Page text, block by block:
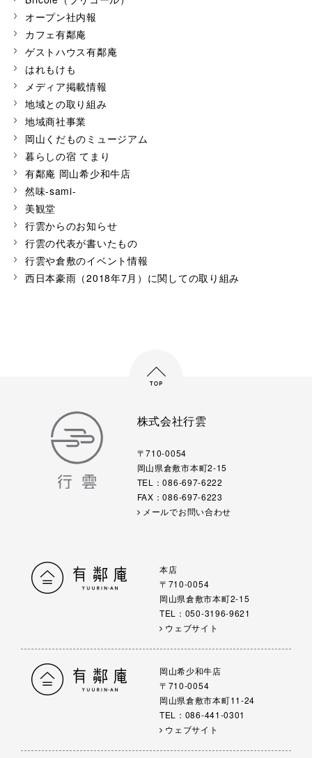
オープン社内報
カフェ有鄰庵
ゲストハウス有鄰庵
はれもけも
メディア掲載情報
地域との取り組み
地域商社事業
岡山くだものミュージアム
暮らしの宿 てまり
有鄰庵 岡山希少和牛店
然味-sami-
美観堂
行雲からのお知らせ
行雲の代表が書いたもの
行雲や倉敷のイベント情報
西日本豪雨（2018年7月）に関しての取り組み
株式会社行雲
〒710-0054
岡山県倉敷市本町2-15
TEL：086-697-6222
FAX：086-697-6223
メールでお問い合わせ
本店
〒710-0054
岡山県倉敷市本町2-15
TEL：050-3196-9621
ウェブサイト
岡山希少和牛店
〒710-0054
岡山県倉敷市本町11-24
TEL：086-441-0301
ウェブサイト